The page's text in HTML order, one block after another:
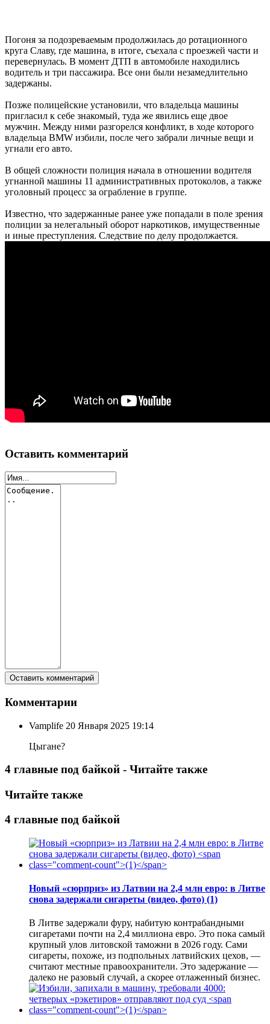
Погоня за подозреваемым продолжилась до ротационного
круга Славу, где машина, в итоге, съехала с проезжей части и
перевернулась. В момент ДТП в автомобиле находились
водитель и три пассажира. Все они были незамедлительно
задержаны.
Позже полицейские установили, что владельца машины
пригласил к себе знакомый, туда же явились еще двое
мужчин. Между ними разгорелся конфликт, в ходе которого
владельца BMW избили, после чего забрали личные вещи и
угнали его авто.
В общей сложности полиция начала в отношении водителя
угнанной машины 11 административных протоколов, а также
уголовный процесс за ограбление в группе.
Известно, что задержанные ранее уже попадали в поле зрения
полиции за нелегальный оборот наркотиков, имущественные
и иные преступления. Следствие по делу продолжается.
Оставить комментарий
Комментарии
Vamplife 20 Января 2025 19:14
Цыгане?
4 главные под байкой - Читайте также
Читайте также
4 главные под байкой
Новый «сюрприз» из Латвии на 2,4 млн евро: в Литве
снова задержали сигареты (видео, фото) (1)
В Литве задержали фуру, набитую контрабандными
сигаретами почти на 2,4 миллиона евро. Это пока самый
крупный улов литовской таможни в 2026 году. Сами
сигареты, похоже, из подпольных латвийских цехов, —
считают местные правоохранители. Это задержание —
далеко не разовый случай, а скорее отлаженный бизнес.